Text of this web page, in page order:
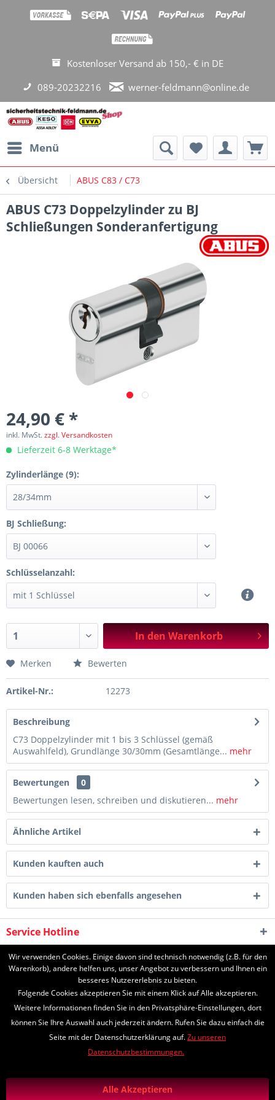
Kostenloser Versand ab 150,- € in DE
089-20232216
werner-feldmann@online.de
Menü
Übersicht ABUS C83 / C73
ABUS C73 Doppelzylinder zu BJ
Schließungen Sonderanfertigung
24,90 € *
inkl. MwSt.zzgl. Versandkosten
Lieferzeit 6-8 Werktage*
Zylinderlänge (9):
BJ Schließung:
Schlüsselanzahl:
In denWarenkorb
Merken Bewerten
Artikel-Nr.: 12273
Beschreibung
C73 Doppelzylinder mit 1 bis 3 Schlüssel (gemäß
Auswahlfeld), Grundlänge 30/30mm (Gesamtlänge... mehr
Bewertungen
0
Bewertungen lesen, schreiben und diskutieren... mehr
Ähnliche Artikel
Kunden kauften auch
Kunden haben sich ebenfalls angesehen
Service Hotline
Shop Service
* Alle Preise inkl. gesetzl. Mehrwertsteuer zzgl.Versandkosten
Nachnahmegebühren, wenn nicht anders beschrieben
*Lieferzeiten
Zahlungs- und Versandinformationen
Diese Seite ist geschützt durch reCAPTCHA, die Google
Wir verwenden Cookies. Einige davon sind technisch notwendig (z.B. für den
Warenkorb), andere helfen uns, unser Angebot zu verbessern und Ihnen ein
besseres Nutzererlebnis zu bieten.
Folgende Cookies akzeptieren Sie mit einem Klick auf Alle akzeptieren.
Weitere Informationen finden Sie in den Privatsphäre-Einstellungen, dort
können Sie Ihre Auswahl auch jederzeit ändern. Rufen Sie dazu einfach die
Seite mit der Datenschutzerklärung auf.Zu unseren
Datenschutzbestimmungen.
Alle Akzeptieren